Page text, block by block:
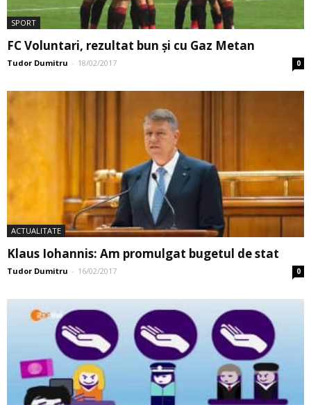
SPORT
FC Voluntari, rezultat bun și cu Gaz Metan
Tudor Dumitru - 18/02/2017 0
ACTUALITATE
Klaus Iohannis: Am promulgat bugetul de stat
Tudor Dumitru - 16/02/2017 0